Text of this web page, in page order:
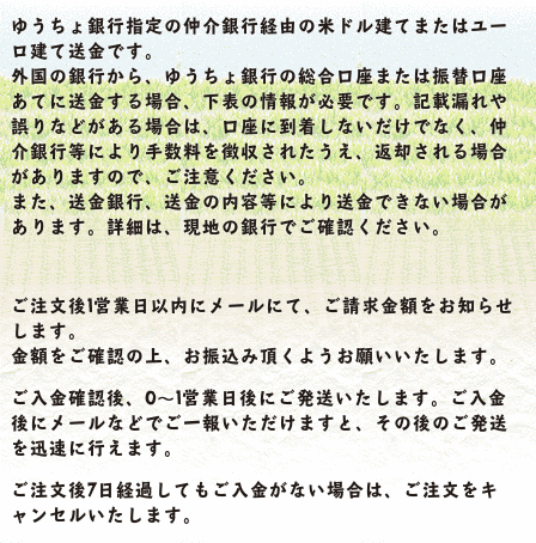
ゆうちょ銀行指定の仲介銀行経由の米ドル建てまたはユー
ロ建て送金です。
外国の銀行から、ゆうちょ銀行の総合口座または振替口座
あてに送金する場合、下表の情報が必要です。記載漏れや
誤りなどがある場合は、口座に到着しないだけでなく、仲
介銀行等により手数料を徴収されたうえ、返却される場合
がありますので、ご注意ください。
また、送金銀行、送金の内容等により送金できない場合が
あります。詳細は、現地の銀行でご確認ください。
ご注文後1営業日以内にメールにて、ご請求金額をお知らせ
します。
金額をご確認の上、お振込み頂くようお願いいたします。
ご入金確認後、0～1営業日後にご発送いたします。ご入金
後にメールなどでご一報いただけますと、その後のご発送
を迅速に行えます。
ご注文後7日経過してもご入金がない場合は、ご注文をキ
ャンセルいたします。